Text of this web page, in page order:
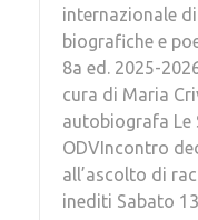
internazionale
biografiche e
8a ed. 2025-
cura di Maria
autobiografa Le
ODVIncontro
all’ascolto di
inediti Sabato